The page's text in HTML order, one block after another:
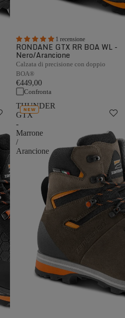
1 recensione
RONDANE GTX RR BOA WL -
Nero/Arancione
Calzata di precisione con doppio
BOA®
€449,00
Confronta
THUNDER
GTX
-
Marrone
/
Arancione
NEW